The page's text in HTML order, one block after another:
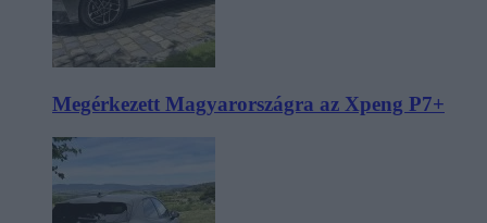
Megérkezett Magyarországra az Xpeng P7+